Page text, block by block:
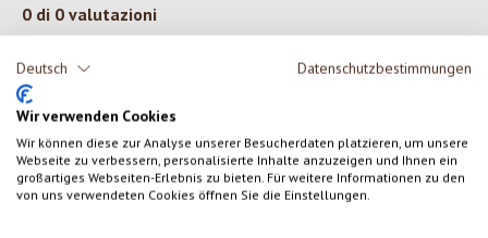
Deutsch Datenschutzbestimmungen
Wir verwenden Cookies
Wir können diese zur Analyse unserer Besucherdaten platzieren, um unsere
Webseite zu verbessern, personalisierte Inhalte anzuzeigen und Ihnen ein
großartiges Webseiten-Erlebnis zu bieten. Für weitere Informationen zu den
von uns verwendeten Cookies öffnen Sie die Einstellungen.
0 di 0 valutazioni
Valutazione media di 0 su 5 stelle
Formula una valutazione!
Condividi le tue esperienze con il prodotto con altri clienti.
SCRIVERE UNA RECENSIONE